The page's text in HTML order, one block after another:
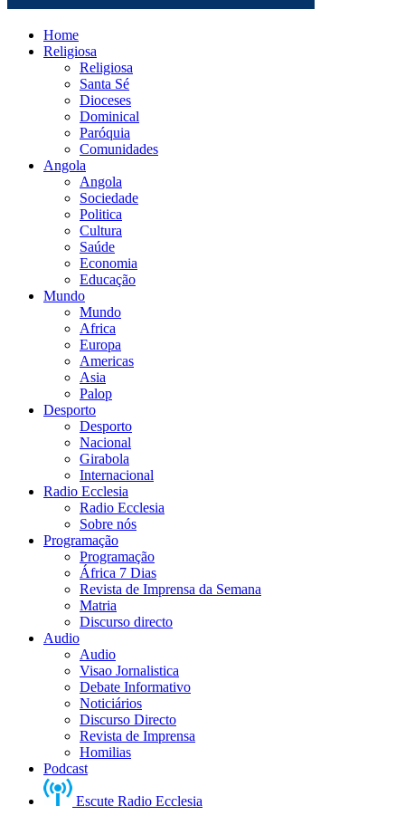
Home
Religiosa
Religiosa
Santa Sé
Dioceses
Dominical
Paróquia
Comunidades
Angola
Angola
Sociedade
Politica
Cultura
Saúde
Economia
Educação
Mundo
Mundo
Africa
Europa
Americas
Asia
Palop
Desporto
Desporto
Nacional
Girabola
Internacional
Radio Ecclesia
Radio Ecclesia
Sobre nós
Programação
Programação
África 7 Dias
Revista de Imprensa da Semana
Matria
Discurso directo
Audio
Audio
Visao Jornalistica
Debate Informativo
Noticiários
Discurso Directo
Revista de Imprensa
Homilias
Podcast
Escute Radio Ecclesia